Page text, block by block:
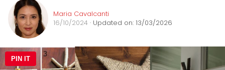
Maria Cavalcanti
16/10/2024 · Updated on: 13/03/2026
PIN IT